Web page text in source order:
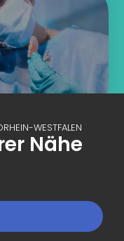
WESTFALEN
Nähe